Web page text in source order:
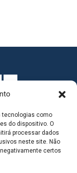
tecnologias como
do dispositivo. O
processar dados
neste site. Não
certos